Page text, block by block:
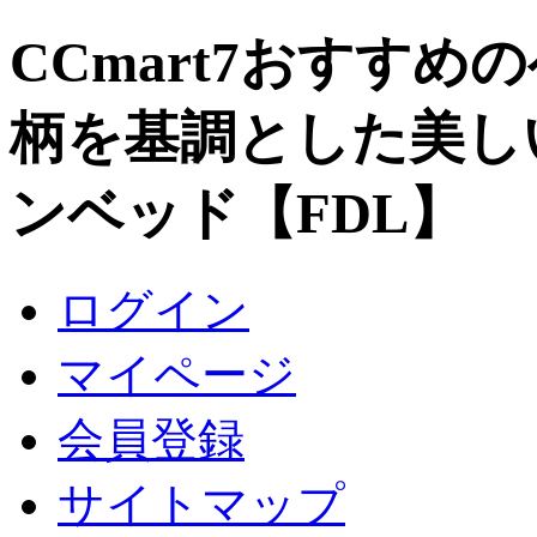
CCmart7おすすめ
柄を基調とした美
ンベッド【FDL】
ログイン
マイページ
会員登録
サイトマップ